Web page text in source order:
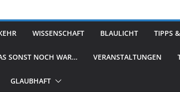
WISSENSCHAFT BLAULICHT TIPPS
SONST NOCH WAR… VERANSTALTUNGEN
GLAUBHAFT